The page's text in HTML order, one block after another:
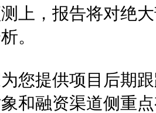
上，报告将对绝
。
提供项目后期跟
和融资渠道侧重